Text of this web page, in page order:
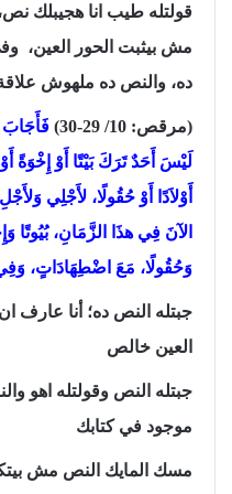
قولتله طيب انا هجيبلك
مش بيثبت الحور العين،
ده، والنص ده ملهوش علاقة
(مرقص: 10/ 29-30)
لَيْسَ أَحَدٌ تَرَكَ بَيْتًا أَوْ إِخْوَةً أَوْ
أَوْلاَدًا أَوْ حُقُولًا، لأَجْلِي
الآنَ فِي هذَا الزَّمَانِ، بُيُوتًا
وَحُقُولًا، مَعَ اضْطِهَادَاتٍ، وَفِي
جبتله النص ده؛ أنا عارف
العين خالص
جبتله النص وقولتله اهو
موجود في كتابك
مسك المايك النص مش